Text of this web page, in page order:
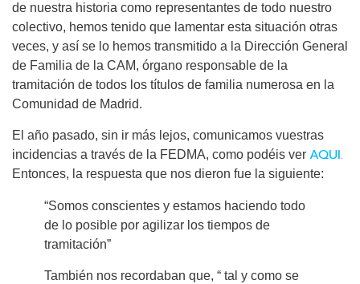
de nuestra historia como representantes de todo nuestro
colectivo, hemos tenido que lamentar esta situación otras
veces, y así se lo hemos transmitido a la Dirección General
de Familia de la CAM, órgano responsable de la
tramitación de todos los títulos de familia numerosa en la
Comunidad de Madrid.
El año pasado, sin ir más lejos, comunicamos vuestras
incidencias a través de la FEDMA, como podéis ver AQUI.
Entonces, la respuesta que nos dieron fue la siguiente:
“Somos conscientes y estamos haciendo todo
de lo posible por agilizar los tiempos de
tramitación”
También nos recordaban que, “ tal y como se